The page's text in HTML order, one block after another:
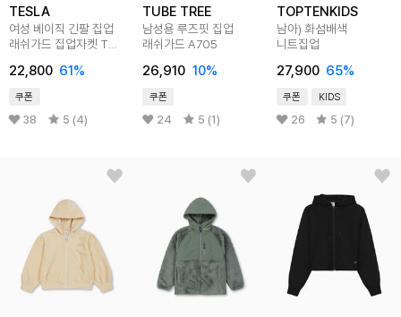
TESLA
여성 베이직 긴팔 집업
래쉬가드 집업자켓 TM-
22,800 61%
쿠폰
38 5 (4)
TUBE TREE
남성용 루즈핏 집업
래쉬가드 A705
26,910 10%
쿠폰
24 5 (1)
TOPTENKIDS
남아) 화섬배색
니트집업
27,900 65%
쿠폰 KIDS
26 5 (7)